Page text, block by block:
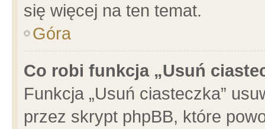
się więcej na ten temat.
Góra
Co robi funkcja „Usuń
Funkcja „Usuń ciasteczka”
przez skrypt phpBB, które